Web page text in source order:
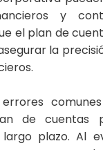
y
el plan de
la
de cuentas
largo plazo. Al